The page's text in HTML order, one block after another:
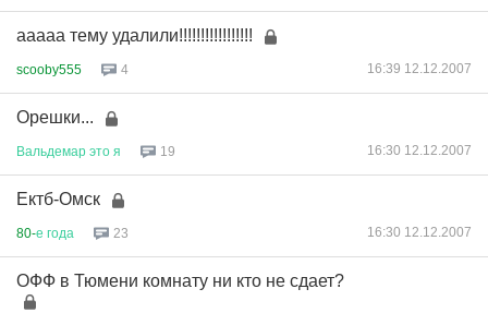
ааааа тему удалили!!!!!!!!!!!!!!!!!
scooby555 4 16:39 12.12.2007
Орешки...
Вальдемар это я 19 16:30 12.12.2007
Ектб-Омск
80-е года 23 16:30 12.12.2007
ОФФ в Тюмени комнату ни кто не сдает?